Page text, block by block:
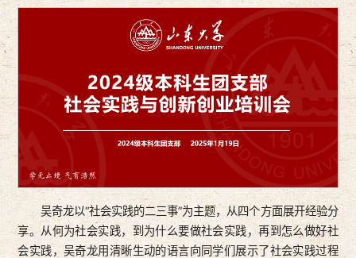
吴奇龙以“社会实践的二三事”为主题，从四个方面展开经验分
享。从何为社会实践，到为什么要做社会实践，再到怎么做好社
会实践，吴奇龙用清晰生动的语言向同学们展示了社会实践过程